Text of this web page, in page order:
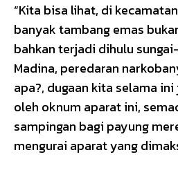
“Kita bisa lihat, di
banyak tambang emas
bahkan terjadi dihulu
Madina, peredaran
apa?, dugaan kita selama
oleh oknum aparat ini,
sampingan bagi payung
mengurai aparat yang